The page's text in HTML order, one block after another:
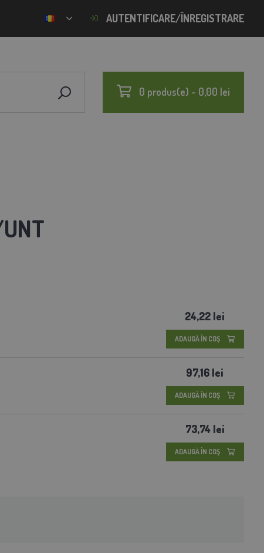
AUTENTIFICARE/ÎNREGISTRARE
0 produs(e) - 0,00 lei
24,22 lei
ADAUGĂ ÎN COŞ
97,16 lei
ADAUGĂ ÎN COŞ
73,74 lei
ADAUGĂ ÎN COŞ